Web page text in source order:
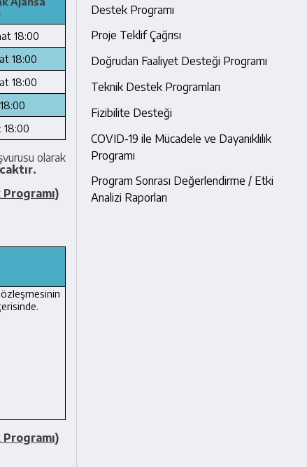
18:00
18:00
18:00
18:00
olarak
Destek Programı
Proje Teklif Çağrısı
Doğrudan Faaliyet Desteği Programı
Teknik Destek Programları
Fizibilite Desteği
COVID-19 ile Mücadele ve Dayanıklılık
Programı
Program Sonrası Değerlendirme / Etki
Analizi Raporları